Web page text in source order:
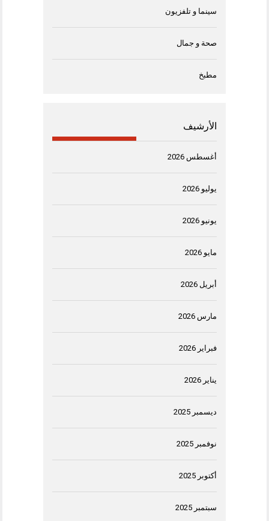
سينما و تلفزيون
صحة و جمال
مطبخ
الأرشيف
أغسطس 2026
يوليو 2026
يونيو 2026
مايو 2026
أبريل 2026
مارس 2026
فبراير 2026
يناير 2026
ديسمبر 2025
نوفمبر 2025
أكتوبر 2025
سبتمبر 2025